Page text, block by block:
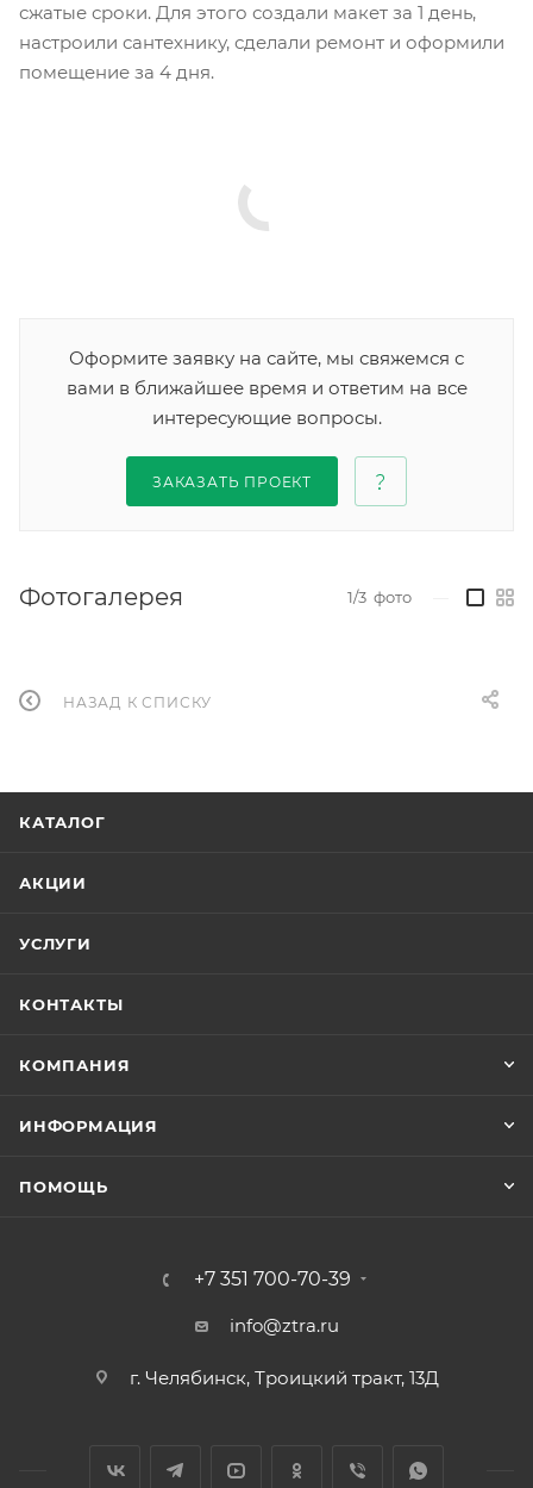
сжатые сроки. Для этого создали макет за 1 день,
настроили сантехнику, сделали ремонт и оформили
помещение за 4 дня.
Оформите заявку на сайте, мы свяжемся с
вами в ближайшее время и ответим на все
интересующие вопросы.
ЗАКАЗАТЬ ПРОЕКТ
Фотогалерея 1/3 фото
НАЗАД К СПИСКУ
КАТАЛОГ
АКЦИИ
УСЛУГИ
КОНТАКТЫ
КОМПАНИЯ
ИНФОРМАЦИЯ
ПОМОЩЬ
+7 351 700-70-39
info@ztra.ru
г. Челябинск, Троицкий тракт, 13Д